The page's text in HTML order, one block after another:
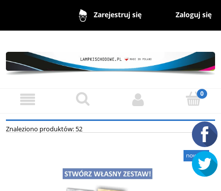
Zarejestruj się Zaloguj się
Znaleziono produktów: 52
nowość